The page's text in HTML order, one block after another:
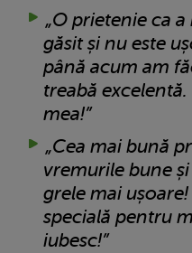
„O prietenie ca
găsit și nu este
până acum am
treabă
mea!”
„Cea mai bună
vremurile bune
grele mai
specială pentru
iubesc!”